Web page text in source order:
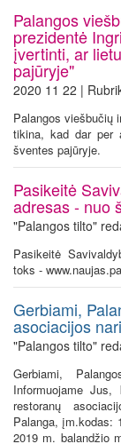
Palangos
prezidentė
įvertinti, ar
pajūryje"
2020 11 22 |
Palangos viešbučių
tikina, kad dar per
šventes pajūryje.
Pasikeitė
adresas - nuo
"Palangos tilto"
Pasikeitė
toks -
Gerbiami,
asociacijos
"Palangos tilto"
Gerbiami,
Informuojame
restoranų
Palanga, įm.kodas:
2019 m. balandžio